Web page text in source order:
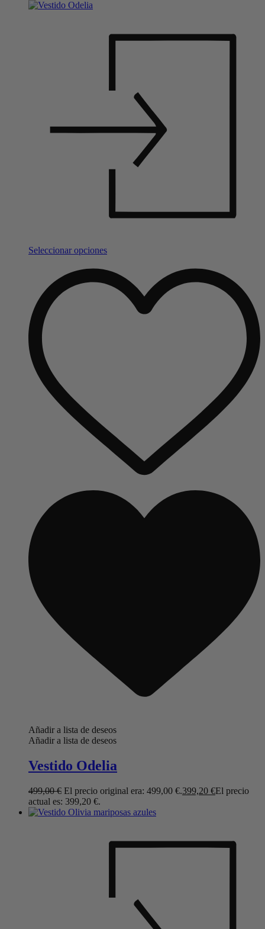
Seleccionar opciones
Añadir a lista de deseos
Añadir a lista de deseos
Vestido Odelia
499,00€ El precio original era: 499,00 €.399,20 €El precio
actual es: 399,20 €.